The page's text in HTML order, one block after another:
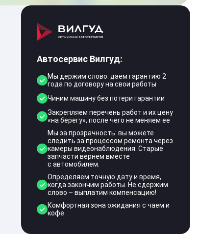
Автосервис Вилгуд:
Мы держим слово: даем гарантию 2
года по договору на свои работы
Чиним машину без потери гарантии
Закрепляем перечень работ и их цену
«на берегу», после чего не меняем ее
Мы за прозрачность: вы можете
следить за процессом ремонта через
камеры видеонаблюдения. Старые
запчасти вернем вместе
с автомобилем.
Определяем точную дату и время,
когда закончим работы. Не сдержим
слово – выплатим компенсацию!
Комфортная зона ожидания с чаем и
кофе